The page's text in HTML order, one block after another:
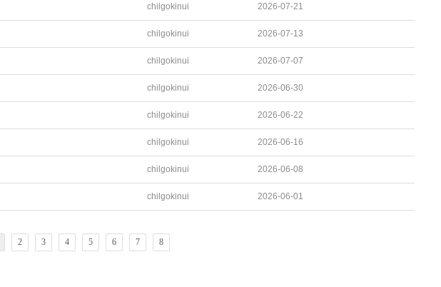
chilgokinui 2026-07-21
chilgokinui 2026-07-13
chilgokinui 2026-07-07
chilgokinui 2026-06-30
chilgokinui 2026-06-22
chilgokinui 2026-06-16
chilgokinui 2026-06-08
chilgokinui 2026-06-01
2 3 4 5 6 7 8